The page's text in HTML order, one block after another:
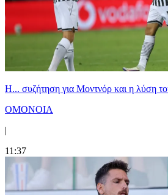
Η... συζήτηση για Μοντνόρ και η λύση
ΟΜΟΝΟΙΑ
|
11:37